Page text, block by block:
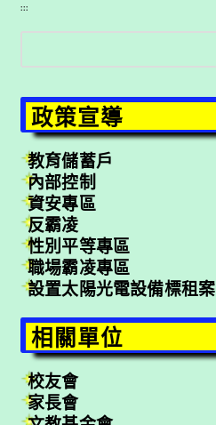
:::
搜
尋
政策宣導
教育儲蓄戶
內部控制
資安專區
反霸凌
性別平等專區
職場霸凌專區
設置太陽光電設備標租案
相關單位
校友會
家長會